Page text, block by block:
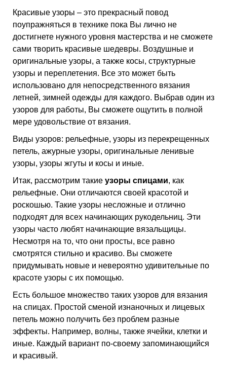
Красивые узоры – это прекрасный повод
поупражняться в технике пока Вы лично не
достигнете нужного уровня мастерства и не сможете
сами творить красивые шедевры. Воздушные и
оригинальные узоры, а также косы, структурные
узоры и переплетения. Все это может быть
использовано для непосредственного вязания
летней, зимней одежды для каждого. Выбрав один из
узоров для работы, Вы сможете ощутить в полной
мере удовольствие от вязания.
Виды узоров: рельефные, узоры из перекрещенных
петель, ажурные узоры, оригинальные ленивые
узоры, узоры жгуты и косы и иные.
Итак, рассмотрим такие узоры спицами, как
рельефные. Они отличаются своей красотой и
роскошью. Такие узоры несложные и отлично
подходят для всех начинающих рукодельниц. Эти
узоры часто любят начинающие вязальщицы.
Несмотря на то, что они просты, все равно
смотрятся стильно и красиво. Вы сможете
придумывать новые и невероятно удивительные по
красоте узоры с их помощью.
Есть большое множество таких узоров для вязания
на спицах. Простой сменой изнаночных и лицевых
петель можно получить без проблем разные
эффекты. Например, волны, также ячейки, клетки и
иные. Каждый вариант по-своему запоминающийся
и красивый.